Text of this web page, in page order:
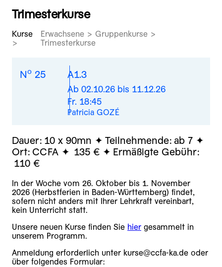
Trimesterkurse
Kurse
Erwachsene > Gruppenkurse >
Trimesterkurse
No 25 A1.3
Ab 02.10.26 bis 11.12.26
Fr. 18:45
Patricia GOZÉ
Dauer: 10 x 90mn Teilnehmende: ab 7
Ort: CCFA 135 €
Ermäßigte Gebühr:
110 €
In der Woche vom 26. Oktober bis 1. November
2026 (Herbstferien in Baden-Württemberg) findet,
sofern nicht anders mit Ihrer Lehrkraft vereinbart,
kein Unterricht statt.
Unsere neuen Kurse finden Sie hier gesammelt in
unserem Programm.
Anmeldung erforderlich unter kurse@ccfa-ka.de oder
über folgendes Formular: